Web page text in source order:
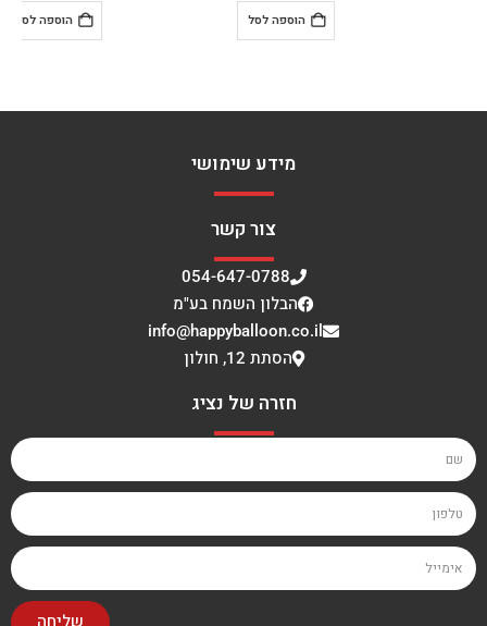
הוספה לסל הוספה לסל
מידע שימושי
צור קשר
054-647-0788
הבלון השמח בע"מ
info@happyballoon.co.il
הסתת 12, חולון
חזרה של נציג
שליחה